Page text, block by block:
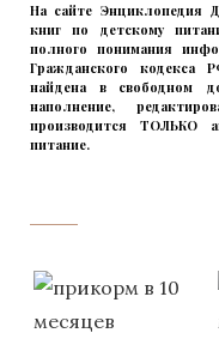
На сайте Энциклопедия
книг по детскому
полного понимания
Гражданского кодекса
найдена в свободном
наполнение,
производится ТОЛЬКО
питание.